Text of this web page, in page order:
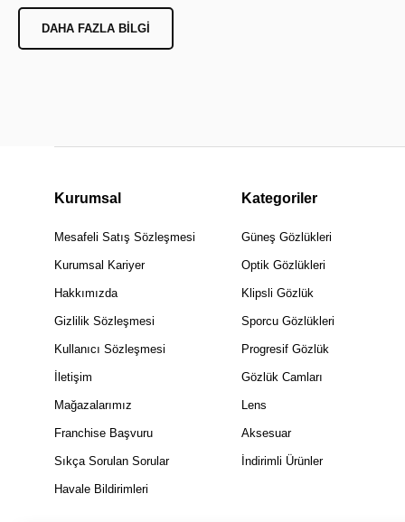
DAHA FAZLA BILGI
Kurumsal
Mesafeli Satış Sözleşmesi
Kurumsal Kariyer
Hakkımızda
Gizlilik Sözleşmesi
Kullanıcı Sözleşmesi
İletişim
Mağazalarımız
Franchise Başvuru
Sıkça Sorulan Sorular
Havale Bildirimleri
Kategoriler
Güneş Gözlükleri
Optik Gözlükleri
Klipsli Gözlük
Sporcu Gözlükleri
Progresif Gözlük
Gözlük Camları
Lens
Aksesuar
İndirimli Ürünler